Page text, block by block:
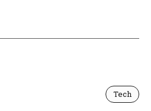
Tech